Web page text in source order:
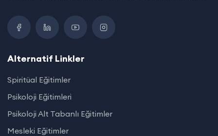
Alternatif Linkler
Spiritüal Eğitimler
Psikoloji Eğitimleri
Psikoloji Alt Tabanlı Eğitimler
Mesleki Eğitimler